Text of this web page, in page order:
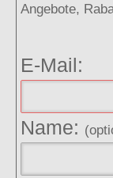
Angebote,
E-Mail:
Name: